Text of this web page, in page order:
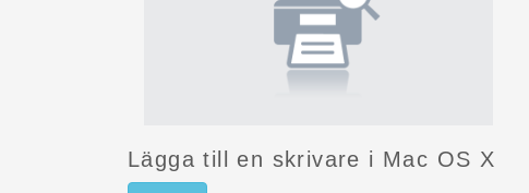
Lägga till en skrivare i Mac OS X